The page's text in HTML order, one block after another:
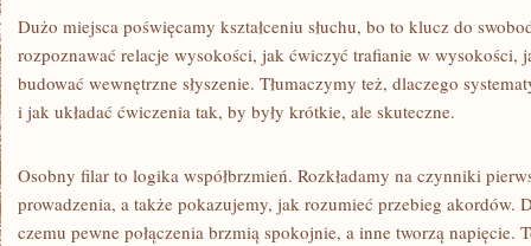
Dużo miejsca poświęcamy kształceniu słuchu, bo to klucz do
rozpoznawać relacje wysokości, jak ćwiczyć trafianie w wysokości,
budować wewnętrzne słyszenie. Tłumaczymy też, dlaczego
i jak układać ćwiczenia tak, by były krótkie, ale skuteczne.
Osobny filar to logika współbrzmień. Rozkładamy na czynniki
prowadzenia, a także pokazujemy, jak rozumieć przebieg akordów.
czemu pewne połączenia brzmią spokojnie, a inne tworzą napięcie.